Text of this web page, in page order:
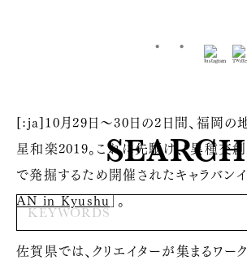
[:ja]10月29日〜30日の2日間、福岡の
星和楽2019。これに先駆け、“異種交
で発掘するため開催されたキャラバンイ
AN in Kyushu」。
佐賀県では、クリエイターが集まるワー